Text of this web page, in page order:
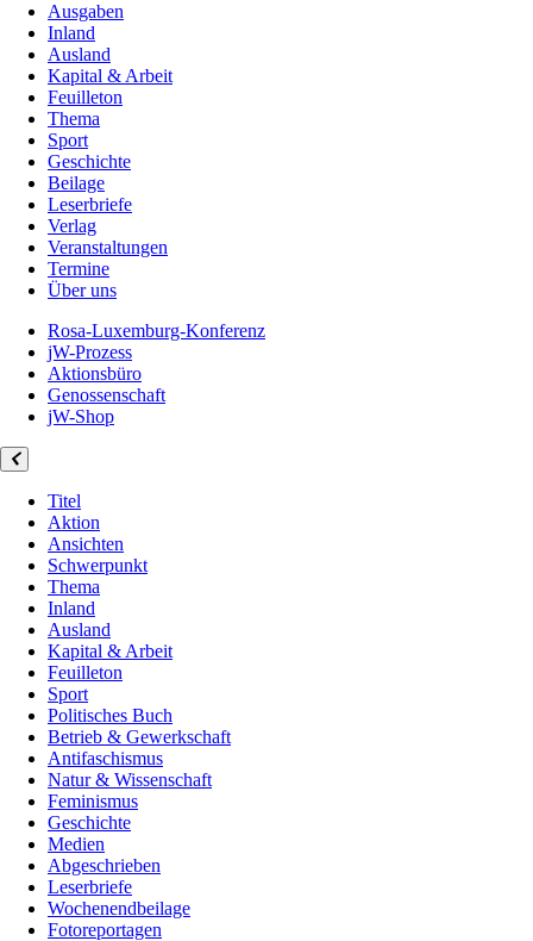
Ausgaben
Inland
Ausland
Kapital & Arbeit
Feuilleton
Thema
Sport
Geschichte
Beilage
Leserbriefe
Verlag
Veranstaltungen
Termine
Über uns
Rosa-Luxemburg-Konferenz
jW-Prozess
Aktionsbüro
Genossenschaft
jW-Shop
Titel
Aktion
Ansichten
Schwerpunkt
Thema
Inland
Ausland
Kapital & Arbeit
Feuilleton
Sport
Politisches Buch
Betrieb & Gewerkschaft
Antifaschismus
Natur & Wissenschaft
Feminismus
Geschichte
Medien
Abgeschrieben
Leserbriefe
Wochenendbeilage
Fotoreportagen